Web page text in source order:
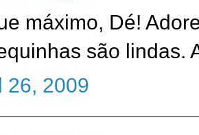
máximo, Dé!
são lindas.
26, 2009